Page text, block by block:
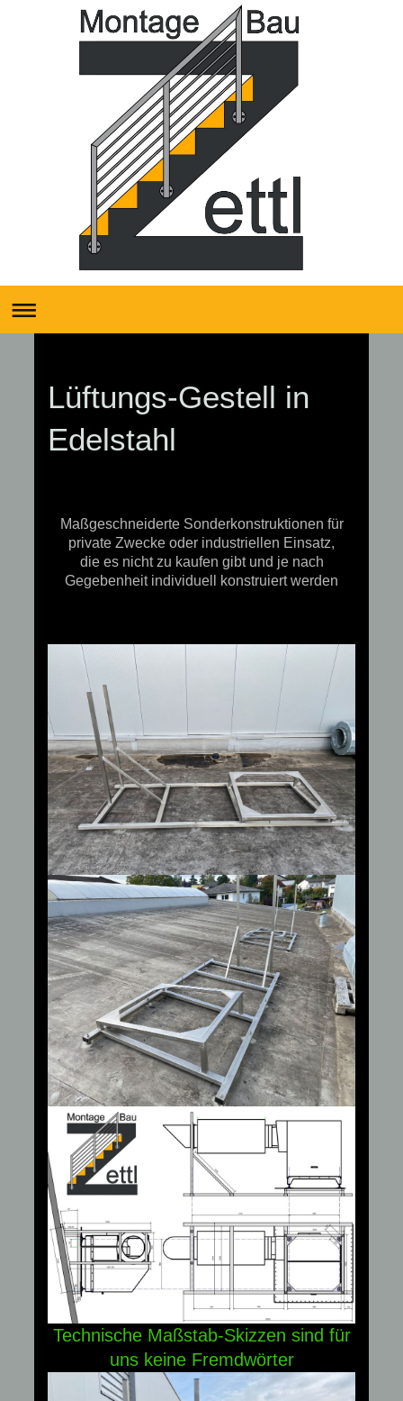
Lüftungs-Gestell in
Edelstahl
Maßgeschneiderte Sonderkonstruktionen für
private Zwecke oder industriellen Einsatz,
die es nicht zu kaufen gibt und je nach
Gegebenheit individuell konstruiert werden
Technische Maßstab-Skizzen sind für
uns keine Fremdwörter